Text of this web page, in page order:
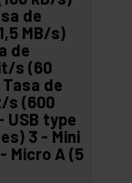
de
MB/s)
de
s (60
Tasa de
s (600
USB type
3 - Mini
Micro A (5